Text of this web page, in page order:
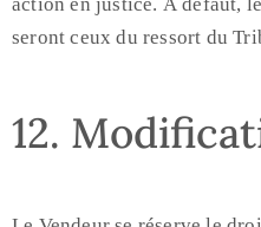
seront ceux du ressort du
12.